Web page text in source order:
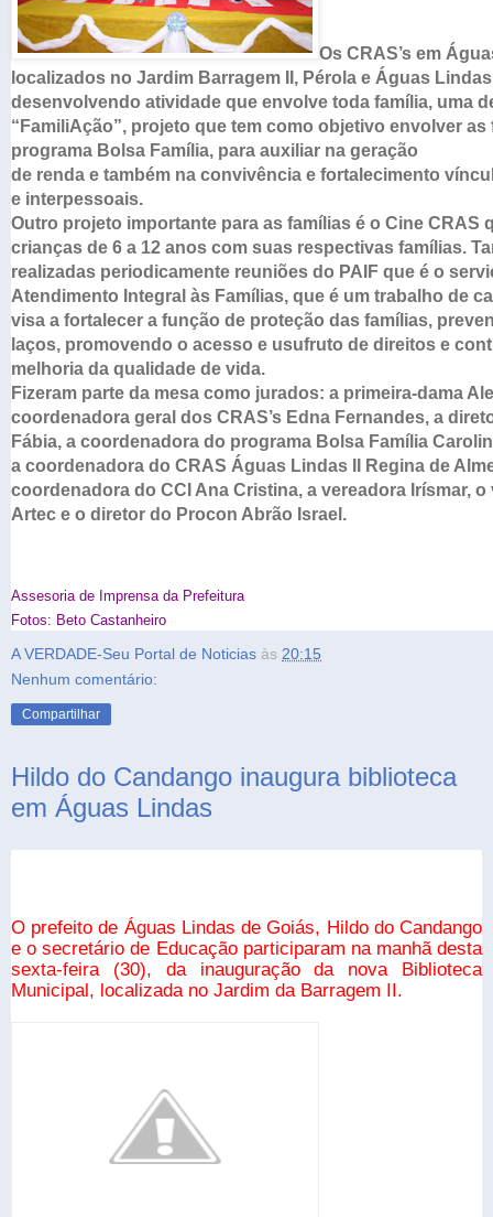
Os CRAS’s em
localizados no Jardim Barragem II, Pérola e Águas
desenvolvendo atividade que envolve toda família, uma
“FamiliAção”, projeto que tem como objetivo envolver as
programa Bolsa Família, para auxiliar na geração
de renda e também na convivência e fortalecimento
e interpessoais.
Outro projeto importante para as famílias é o Cine CRAS
crianças de 6 a 12 anos com suas respectivas famílias.
realizadas periodicamente reuniões do PAIF que é o
Atendimento Integral às Famílias, que é um trabalho de
visa a fortalecer a função de proteção das famílias,
laços, promovendo o acesso e usufruto de direitos e
melhoria da qualidade de vida.
Fizeram parte da mesa como jurados: a primeira-dama
coordenadora geral dos CRAS’s Edna Fernandes, a
Fábia, a coordenadora do programa Bolsa Família
a coordenadora do CRAS Águas Lindas II Regina de
coordenadora do CCI Ana Cristina, a vereadora Irísmar,
Artec e o diretor do Procon Abrão Israel.
Assesoria de Imprensa da Prefeitura
Fotos: Beto Castanheiro
A VERDADE-Seu Portal de Noticias às 20:15
Nenhum comentário:
Compartilhar
Hildo do Candango inaugura biblioteca
em Águas Lindas
O prefeito de Águas Lindas de Goiás, Hildo do Candango
e o secretário de Educação participaram na manhã desta
sexta-feira (30), da inauguração da nova Biblioteca
Municipal, localizada no Jardim da Barragem II.